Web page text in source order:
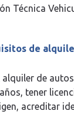
Técnica
de
de
tener
acreditar